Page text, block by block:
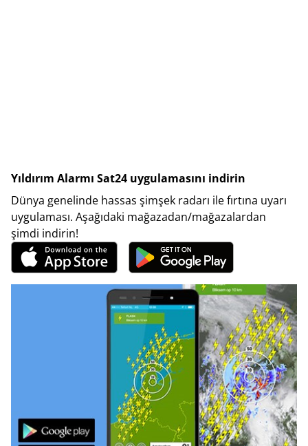
Yıldırım Alarmı Sat24 uygulamasını indirin
Dünya genelinde hassas şimşek radarı ile fırtına uyarı
uygulaması. Aşağıdaki mağazadan/mağazalardan
şimdi indirin!